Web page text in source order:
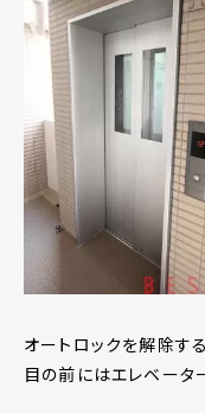
オートロックを解除す
目の前にはエレベータ